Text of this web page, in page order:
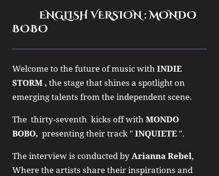
ENGLISH VERSION : MONDO
BOBO
Welcome to the future of music with INDIE
STORM , the stage that shines a spotlight on
emerging talents from the independent scene.
The thirty-seventh kicks off with MONDO
BOBO, presenting their track " INQUIETE ".
The interview is conducted by Arianna Rebel,
Where the artists share their inspirations and